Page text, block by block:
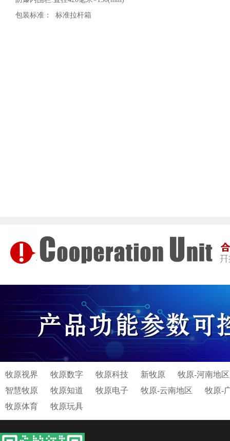
包装标准： 标准拉杆箱
牧原视界 牧原数字 牧原科技 新牧原
牧原-河南地区
智慧牧原
牧原知道 牧原电子 牧原-云南地区
牧原-
牧原体育
牧原玩具